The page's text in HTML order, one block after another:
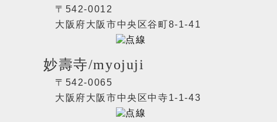
〒542-0012
大阪府大阪市中央区谷町8-1-41
妙壽寺/myojuji
〒542-0065
大阪府大阪市中央区中寺1-1-43